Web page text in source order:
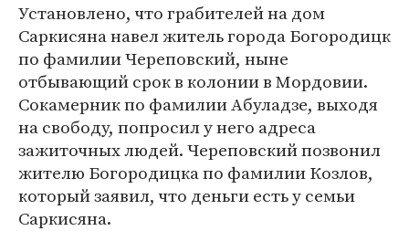
Установлено, что грабителей на дом
Саркисяна навел житель города Богородицк
по фамилии Череповский, ныне
отбывающий срок в колонии в Мордовии.
Сокамерник по фамилии Абуладзе, выходя
на свободу, попросил у него адреса
зажиточных людей. Череповский позвонил
жителю Богородицка по фамилии Козлов,
который заявил, что деньги есть у семьи
Саркисяна.